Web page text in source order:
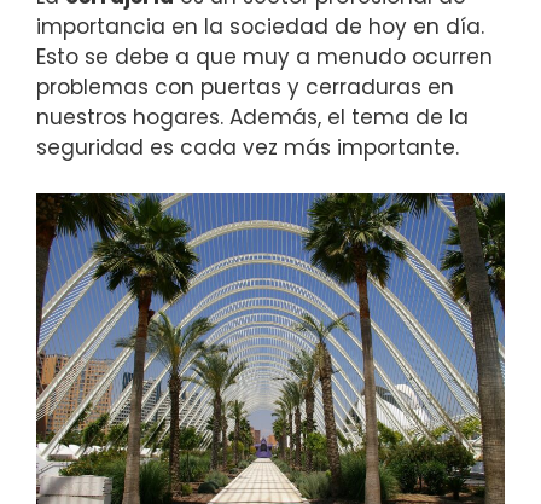
importancia en la sociedad de hoy en día.
Esto se debe a que muy a menudo ocurren
problemas con puertas y cerraduras en
nuestros hogares. Además, el tema de la
seguridad es cada vez más importante.